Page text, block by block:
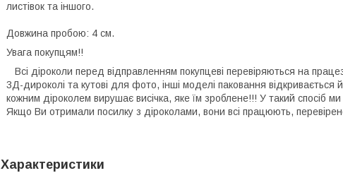
листівок та іншого.
Довжина пробою: 4 см.
Увага покупцям!!
Всі діроколи перед відправленням покупцеві перевіряються на
3Д-дироколі та кутові для фото, інші моделі паковання відкривається
кожним діроколем вирушає висічка, яке їм зроблене!!! У такий спосіб
Якщо Ви отримали посилку з діроколами, вони всі працюють,
Характеристики